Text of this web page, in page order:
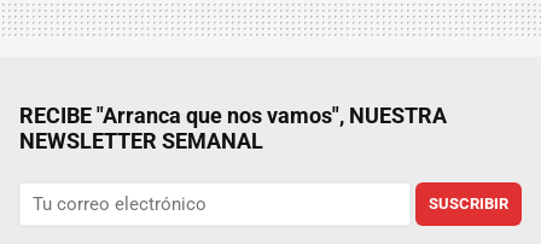
RECIBE "Arranca que nos vamos", NUESTRA
NEWSLETTER SEMANAL
SUSCRIBIR